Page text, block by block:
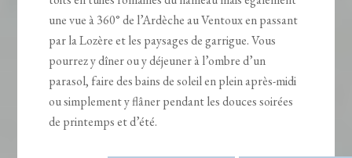
une vue à 360° de l’Ardèche au Ventoux en passant
par la Lozère et les paysages de garrigue. Vous
pourrez y dîner ou y déjeuner à l’ombre d’un
parasol, faire des bains de soleil en plein après-midi
ou simplement y flâner pendant les douces soirées
de printemps et d’été.